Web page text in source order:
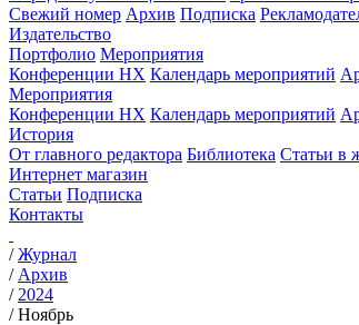
Свежий номер Архив Подписка
Издательство
Портфолио Мероприятия
Конференции НХ Календарь мероприятий
Мероприятия
Конференции НХ Календарь мероприятий
История
От главного редактора Библиотека Статьи в
Интернет магазин
Статьи Подписка
Контакты
/Журнал
/ Архив
/ 2024
/Ноябрь